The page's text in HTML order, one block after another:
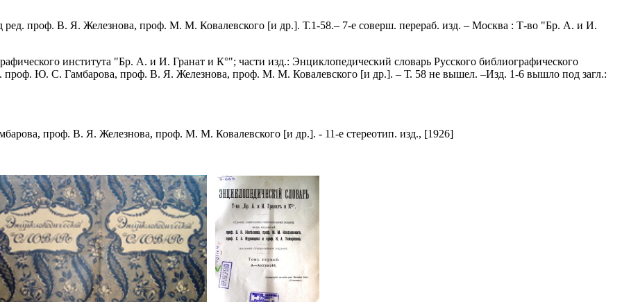
проф. В. Я. Железнова, проф. М. М. Ковалевского [и др.]. Т.1-58.– 7-е соверш. перераб. изд. – Москва : Т-во "Бр. А. и И.
института "Бр. А. и И. Гранат и К°"; части изд.: Энциклопедический словарь Русского библиографического
проф. Ю. С. Гамбарова, проф. В. Я. Железнова, проф. М. М. Ковалевского [и др.]. – Т. 58 не вышел. –Изд. 1-6 вышло под загл.:
проф. В. Я. Железнова, проф. М. М. Ковалевского [и др.]. - 11-е стереотип. изд., [1926]